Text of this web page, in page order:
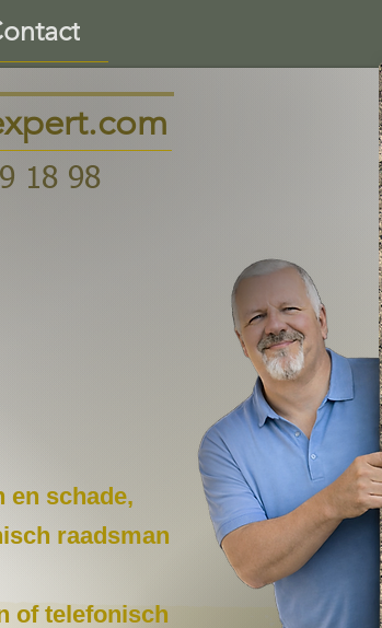
18 98
en schade,
raadsman
of telefonisch